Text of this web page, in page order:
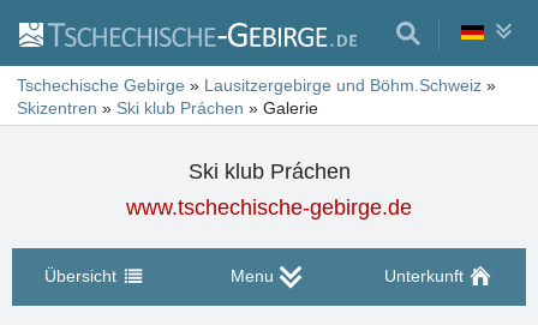
Tschechische Gebirge » Lausitzergebirge und Böhm.Schweiz »
Skizentren » Ski klub Práchen » Galerie
Ski klub Práchen
www.tschechische-gebirge.de
Übersicht Menu Unterkunft